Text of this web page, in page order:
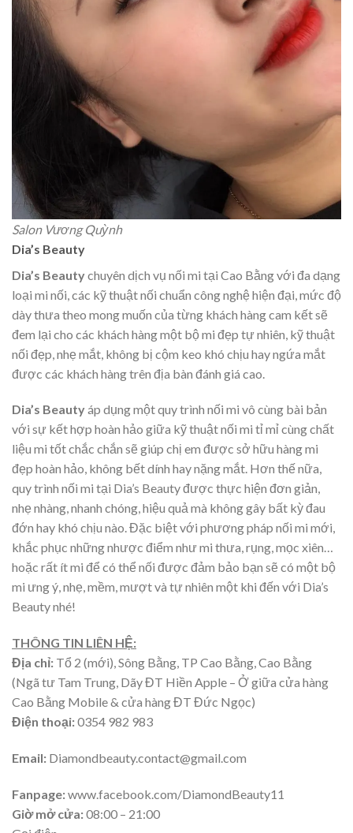
Salon Vương Quỳnh
Dia’s Beauty
Dia’s Beautychuyên dịch vụ nối mi tại Cao Bằng với đa dạng
loại mi nối, các kỹ thuật nối chuẩn công nghệ hiện đại, mức độ
dày thưa theo mong muốn của từng khách hàng cam kết sẽ
đem lại cho các khách hàng một bộ mi đẹp tự nhiên, kỹ thuật
nối đẹp, nhẹ mắt, không bị cộm keo khó chịu hay ngứa mắt
được các khách hàng trên địa bàn đánh giá cao.
Dia’s Beautyáp dụng một quy trình nối mi vô cùng bài bản
với sự kết hợp hoàn hảo giữa kỹ thuật nối mi tỉ mỉ cùng chất
liệu mi tốt chắc chắn sẽ giúp chị em được sở hữu hàng mi
đẹp hoàn hảo, không bết dính hay nặng mắt. Hơn thế nữa,
quy trình nối mi tại Dia’s Beauty được thực hiện đơn giản,
nhẹ nhàng, nhanh chóng, hiệu quả mà không gây bất kỳ đau
đớn hay khó chịu nào. Đặc biệt với phương pháp nối mi mới,
khắc phục những nhược điểm như mi thưa, rụng, mọc xiên…
hoặc rất ít mi để có thể nối được đảm bảo bạn sẽ có một bộ
mi ưng ý, nhẹ, mềm, mượt và tự nhiên một khi đến với Dia’s
Beautynhé!
THÔNG TIN LIÊN HỆ:
Địa chỉ: Tổ 2 (mới), Sông Bằng, TP Cao Bằng, Cao Bằng
(Ngã tư Tam Trung, Dãy ĐT Hiền Apple – Ở giữa cửa hàng
Cao Bằng Mobile & cửa hàng ĐT Đức Ngọc)
Điện thoại:0354 982 983
Email: Diamondbeauty.contact@gmail.com
Fanpage:www.facebook.com/DiamondBeauty11
Giờ mở cửa:08:00 – 21:00